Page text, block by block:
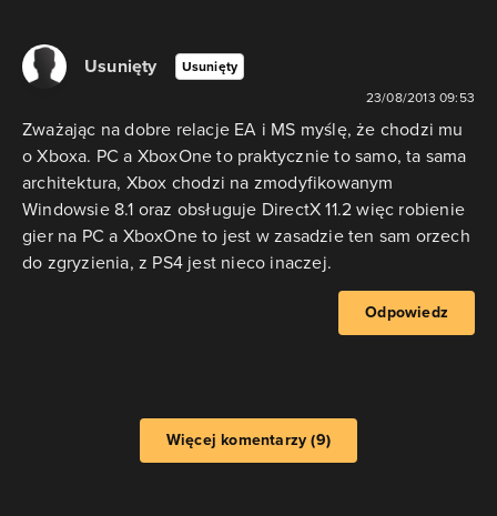
Usunięty Usunięty
23/08/2013 09:53
Zważając na dobre relacje EA i MS myślę, że chodzi mu
o Xboxa. PC a XboxOne to praktycznie to samo, ta sama
architektura, Xbox chodzi na zmodyfikowanym
Windowsie 8.1 oraz obsługuje DirectX 11.2 więc robienie
gier na PC a XboxOne to jest w zasadzie ten sam orzech
do zgryzienia, z PS4 jest nieco inaczej.
Odpowiedz
Więcej komentarzy (9)